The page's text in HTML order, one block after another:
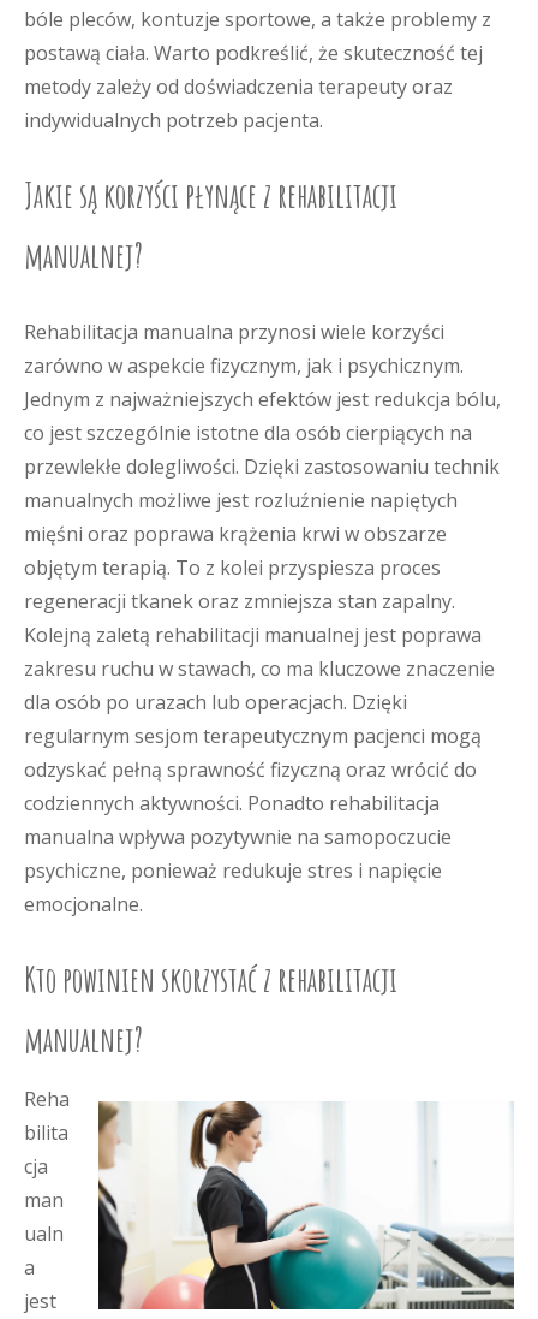
bóle pleców, kontuzje sportowe, a także problemy z
postawą ciała. Warto podkreślić, że skuteczność tej
metody zależy od doświadczenia terapeuty oraz
indywidualnych potrzeb pacjenta.
Jakie są korzyści płynące z rehabilitacji
manualnej?
Rehabilitacja manualna przynosi wiele korzyści
zarówno w aspekcie fizycznym, jak i psychicznym.
Jednym z najważniejszych efektów jest redukcja bólu,
co jest szczególnie istotne dla osób cierpiących na
przewlekłe dolegliwości. Dzięki zastosowaniu technik
manualnych możliwe jest rozluźnienie napiętych
mięśni oraz poprawa krążenia krwi w obszarze
objętym terapią. To z kolei przyspiesza proces
regeneracji tkanek oraz zmniejsza stan zapalny.
Kolejną zaletą rehabilitacji manualnej jest poprawa
zakresu ruchu w stawach, co ma kluczowe znaczenie
dla osób po urazach lub operacjach. Dzięki
regularnym sesjom terapeutycznym pacjenci mogą
odzyskać pełną sprawność fizyczną oraz wrócić do
codziennych aktywności. Ponadto rehabilitacja
manualna wpływa pozytywnie na samopoczucie
psychiczne, ponieważ redukuje stres i napięcie
emocjonalne.
Kto powinien skorzystać z rehabilitacji
manualnej?
Reha
bilita
cja
man
ualn
a
jest